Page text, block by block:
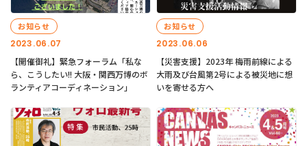
2023.06.07
お知らせ
【開催御礼】緊急フォーラム「私な
ら、こうしたい!! 大阪・関西万博のボ
ランティアコーディネーション」
2023.06.06
お知らせ
【災害支援】2023年 梅雨前線による
大雨及び台風第2号による被災地に想
いを寄せる方へ